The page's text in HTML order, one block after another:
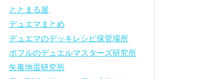
ととまる屋
デュエマまとめ
デュエマのデッキレシピ保管場所
ポフルのデュエルマスターズ研究所
矢毒地雷研究所